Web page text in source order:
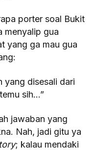
porter soal Bukit
menyalip gua
yang ga mau gua
yang disesali dari
sih…”
jawaban yang
Nah, jadi gitu ya
; kalau mendaki